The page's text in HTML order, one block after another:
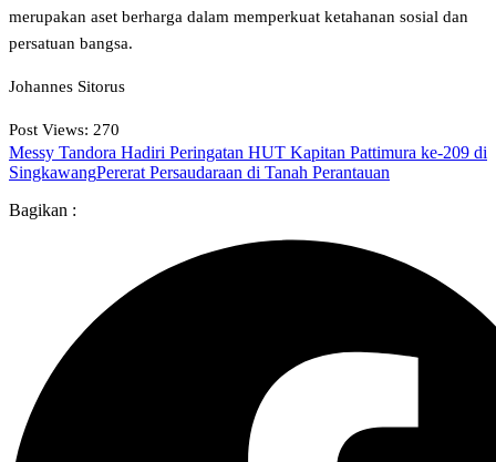
merupakan aset berharga dalam memperkuat ketahanan sosial dan
persatuan bangsa.
Johannes Sitorus
Post Views: 270
Messy Tandora Hadiri Peringatan HUT Kapitan Pattimura ke-209 di
SingkawangPererat Persaudaraan di Tanah Perantauan
Bagikan :